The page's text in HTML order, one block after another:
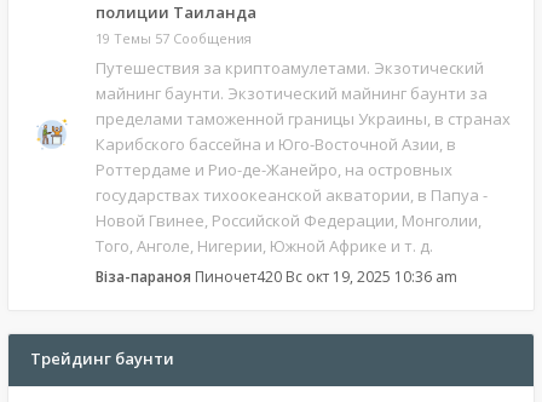
полиции Таиланда
19 Темы 57 Сообщения
Путешествия за криптоамулетами. Экзотический
майнинг баунти. Экзотический майнинг баунти за
пределами таможенной границы Украины, в странах
Карибского бассейна и Юго-Восточной Азии, в
Роттердаме и Рио-де-Жанейро, на островных
государствах тихоокеанской акватории, в Папуа -
Новой Гвинее, Российской Федерации, Монголии,
Того, Анголе, Нигерии, Южной Африке и т. д.
Віза-параноя Пиночет420 Вс окт 19, 2025 10:36 am
Трейдинг баунти